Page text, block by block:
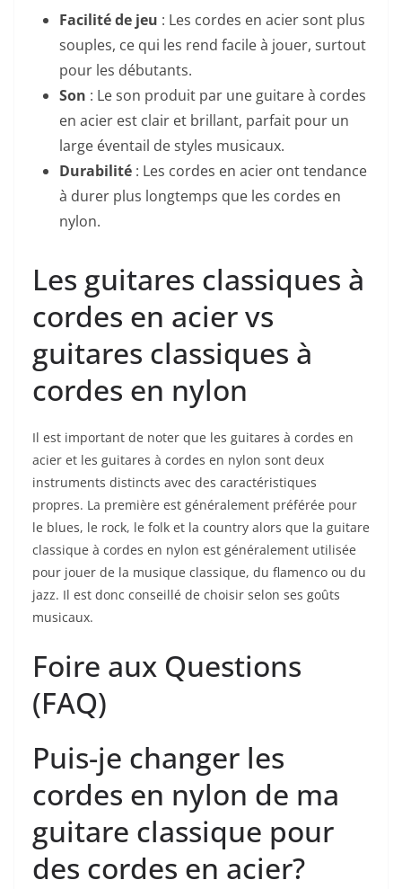
Facilité de jeu : ‍Les cordes en acier sont plus​
souples, ce qui les rend facile à jouer, surtout
pour les débutants.
Son : Le son produit par ⁢une guitare à cordes
en ‍acier est clair et brillant, parfait pour un
large éventail de styles⁣ musicaux.
Durabilité :‍ Les cordes⁤ en acier ont tendance
à​ durer plus longtemps que les cordes en
nylon.
Les guitares classiques à
cordes en acier vs
guitares classiques à
cordes en nylon
Il est important de noter que ‌les guitares ‌à cordes en
acier et les guitares à cordes en nylon sont deux
instruments distincts ‍avec des‌ caractéristiques‍
propres. La première est généralement préférée pour
le blues, le rock, ‌le folk et la country alors que la guitare
classique à cordes en nylon est ⁣généralement utilisée
pour jouer ‌de ​la⁤ musique classique, du flamenco ou du
jazz. Il est donc conseillé de choisir selon ses goûts
musicaux.
Foire aux Questions
(FAQ)
Puis-je​ changer les
cordes en nylon de‍ ma
⁢guitare classique pour
des cordes en⁣ acier?